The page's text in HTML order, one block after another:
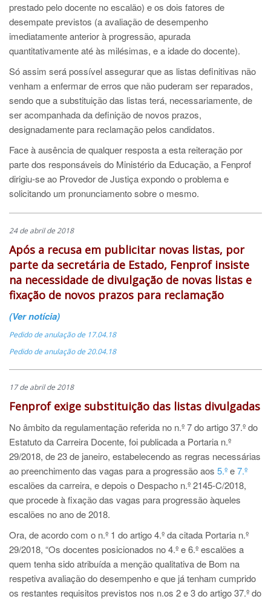
prestado pelo docente no escalão) e os dois fatores de
desempate previstos (a avaliação de desempenho
imediatamente anterior à progressão, apurada
quantitativamente até às milésimas, e a idade do docente).
Só assim será possível assegurar que as listas definitivas não
venham a enfermar de erros que não puderam ser reparados,
sendo que a substituição das listas terá, necessariamente, de
ser acompanhada da definição de novos prazos,
designadamente para reclamação pelos candidatos.
Face à ausência de qualquer resposta a esta reiteração por
parte dos responsáveis do Ministério da Educação, a Fenprof
dirigiu-se ao Provedor de Justiça expondo o problema e
solicitando um pronunciamento sobre o mesmo.
24 de abril de 2018
Após a recusa em publicitar novas listas, por
parte da secretária de Estado, Fenprof insiste
na necessidade de divulgação de novas listas e
fixação de novos prazos para reclamação
(Ver notícia)
Pedido de anulação de 17.04.18
Pedido de anulação de 20.04.18
17 de abril de 2018
Fenprof exige substituição das listas divulgadas
No âmbito da regulamentação referida no n.º 7 do artigo 37.º do
Estatuto da Carreira Docente, foi publicada a Portaria n.º
29/2018, de 23 de janeiro, estabelecendo as regras necessárias
ao preenchimento das vagas para a progressão aos 5.ºe7.º
escalões da carreira, e depois o Despacho n.º 2145-C/2018,
que procede à fixação das vagas para progressão àqueles
escalões no ano de 2018.
Ora, de acordo com o n.º 1 do artigo 4.º da citada Portaria n.º
29/2018, “Os docentes posicionados no 4.º e 6.º escalões a
quem tenha sido atribuída a menção qualitativa de Bom na
respetiva avaliação do desempenho e que já tenham cumprido
os restantes requisitos previstos nos n.os 2 e 3 do artigo 37.º do